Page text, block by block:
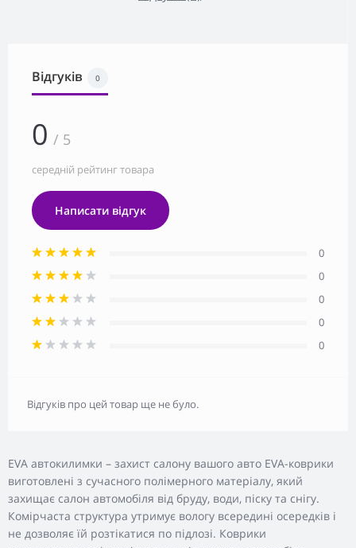
EVA автокилимки – захист салону вашого авто EVA-коврики
виготовлені з сучасного полімерного матеріалу, який
захищає салон автомобіля від бруду, води, піску та снігу.
Комірчаста структура утримує вологу всередині осередків і
не дозволяє їй розтікатися по підлозі. Коврики
Відгуків 0
0 / 5
середній рейтинг товара
Написати відгук
0
0
0
0
0
Відгуків про цей товар ще не було.